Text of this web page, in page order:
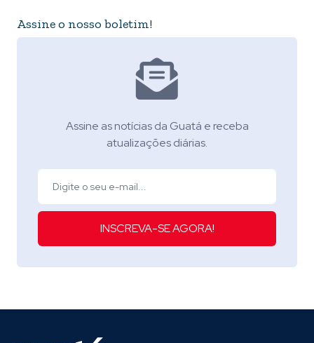
Assine o nosso boletim!
Assine as notícias da Guatá e receba
atualizações diárias.
INSCREVA-SE AGORA!